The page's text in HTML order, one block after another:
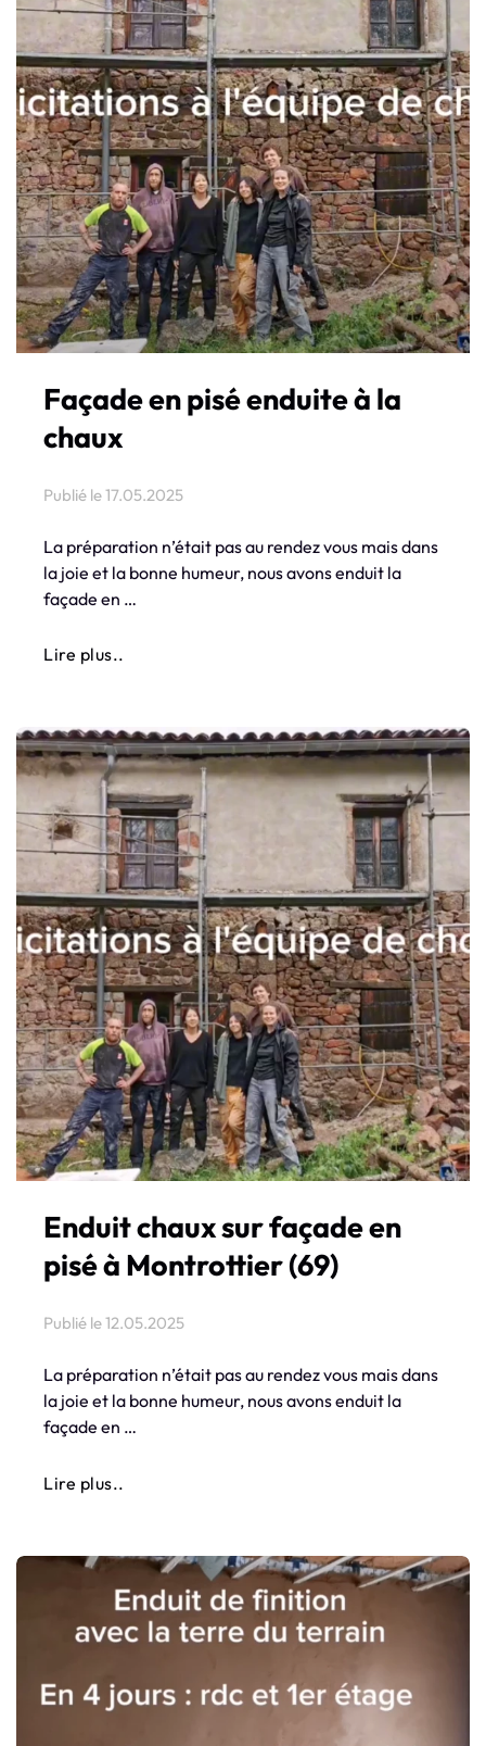
Façade en pisé enduite à la
chaux
Publié le17.05.2025
La préparation n’était pas au rendez vous mais dans
la joie et la bonne humeur, nous avons enduit la
façade en …
Lire plus..
Enduit chaux sur façade en
pisé à Montrottier (69)
Publié le12.05.2025
La préparation n’était pas au rendez vous mais dans
la joie et la bonne humeur, nous avons enduit la
façade en …
Lire plus..